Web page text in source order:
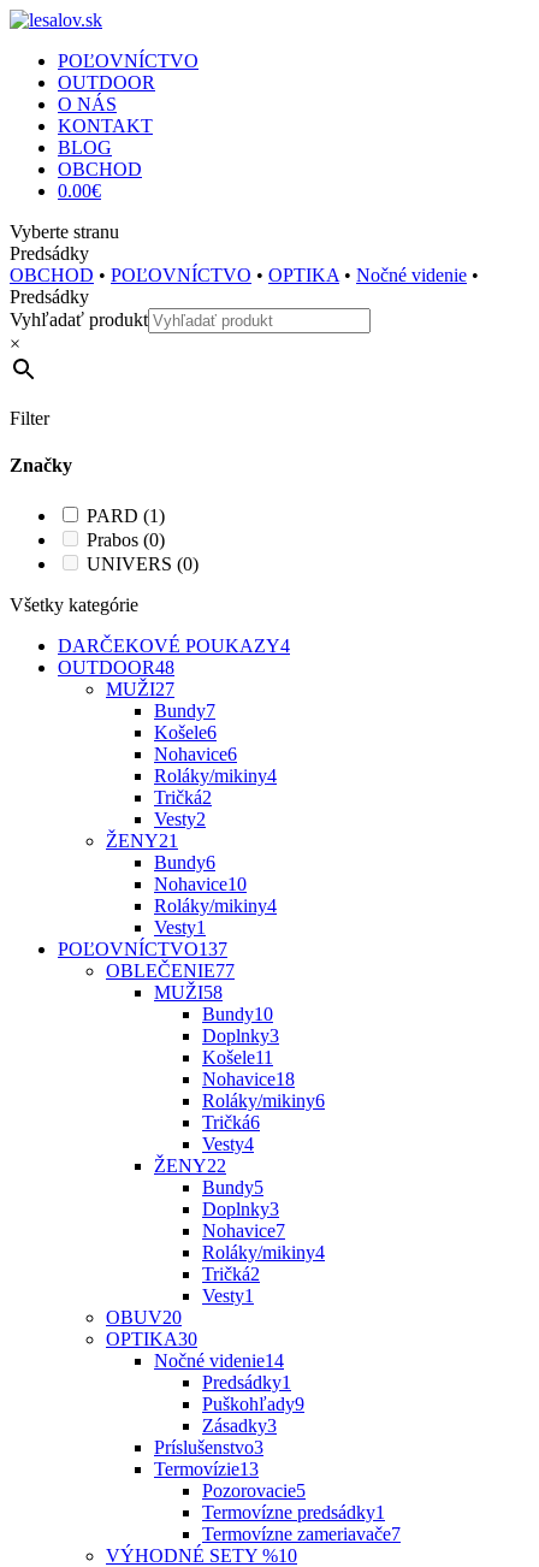
POĽOVNÍCTVO
OUTDOOR
O NÁS
KONTAKT
BLOG
OBCHOD
0.00€
Vyberte stranu
Predsádky
OBCHOD • POĽOVNÍCTVO • OPTIKA • Nočné videnie •
Predsádky
Vyhľadať produkt
×
Filter
Značky
PARD (1)
Prabos (0)
UNIVERS (0)
Všetky kategórie
DARČEKOVÉ POUKAZY4
OUTDOOR48
MUŽI27
Bundy7
Košele6
Nohavice6
Roláky/mikiny4
Tričká2
Vesty2
ŽENY21
Bundy6
Nohavice10
Roláky/mikiny4
Vesty1
POĽOVNÍCTVO137
OBLEČENIE77
MUŽI58
Bundy10
Doplnky3
Košele11
Nohavice18
Roláky/mikiny6
Tričká6
Vesty4
ŽENY22
Bundy5
Doplnky3
Nohavice7
Roláky/mikiny4
Tričká2
Vesty1
OBUV20
OPTIKA30
Nočné videnie14
Predsádky1
Puškohľady9
Zásadky3
Príslušenstvo3
Termovízie13
Pozorovacie5
Termovízne predsádky1
Termovízne zameriavače7
VÝHODNÉ SETY %10